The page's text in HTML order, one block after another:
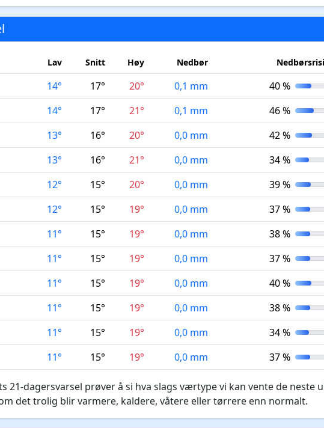
Lav Snitt Høy Nedbør
14° 17° 20° 0,1 mm 40 %
14° 17° 21° 0,1 mm 46 %
13° 16° 20° 0,0 mm 42 %
13° 16° 21° 0,0 mm 34 %
12° 15° 20° 0,0 mm 39 %
12° 15° 19° 0,0 mm 37 %
11° 15° 19° 0,0 mm 38 %
11° 15° 19° 0,0 mm 37 %
11° 15° 19° 0,0 mm 40 %
11° 15° 19° 0,0 mm 38 %
11° 15° 19° 0,0 mm 34 %
11° 15° 19° 0,0 mm 37 %
21-dagersvarsel prøver å si hva slags værtype vi kan vente de neste
det trolig blir varmere, kaldere, våtere eller tørrere enn normalt.